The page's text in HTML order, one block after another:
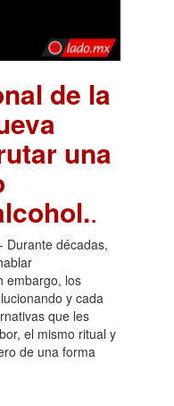
de la
una
.
Durante décadas,
embargo, los
y cada
que les
el mismo ritual y
de una forma